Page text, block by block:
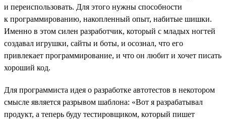
и переиспользовать. Для этого нужны способности
к программированию, накопленный опыт, набитые шишки.
Именно в этом силен разработчик, который с младых ногтей
создавал игрушки, сайты и боты, и осознал, что его
привлекает программирование, и что он любит и хочет писать
хороший код.
Для программиста идея о разработке автотестов в некотором
смысле является разрывом шаблона: «Вот я разрабатывал
продукт, а теперь буду тестировщиком, который пишет